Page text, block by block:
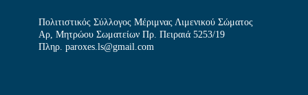
Πολιτιστικός Σύλλογος Μέριμνας Λιμενικού Σώματος
Αρ, Μητρώου Σωματείων Πρ. Πειραιά 5253/19
Πληρ. paroxes.ls@gmail.com